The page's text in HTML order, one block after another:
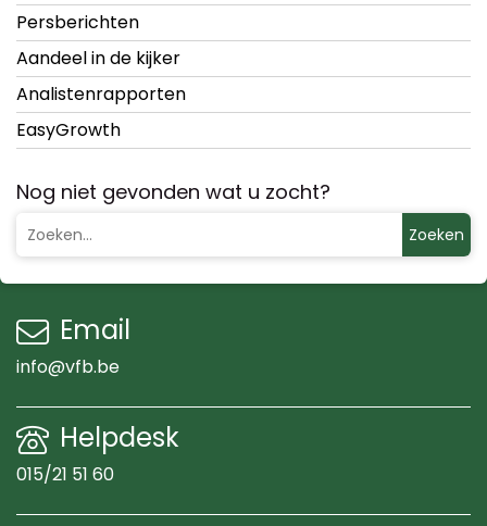
Persberichten
Aandeel in de kijker
Analistenrapporten
EasyGrowth
Nog niet gevonden wat u zocht?
Zoeken
Email
info@vfb.be
Helpdesk
015/21 51 60